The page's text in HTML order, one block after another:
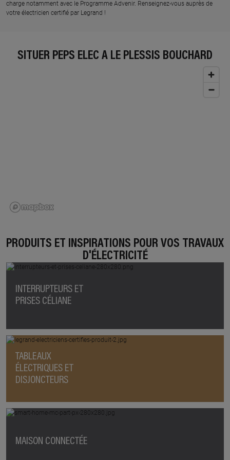
charge notamment avec le Programme Advenir. Renseignez-vous auprès de
votre électricien certifié par Legrand !
SITUER PEPS ELEC À LE PLESSIS BOUCHARD
PRODUITS ET INSPIRATIONS POUR VOS TRAVAUX
D'ÉLECTRICITÉ
INTERRUPTEURS ET
PRISES CÉLIANE
TABLEAUX
ÉLECTRIQUES ET
DISJONCTEURS
MAISON CONNECTÉE